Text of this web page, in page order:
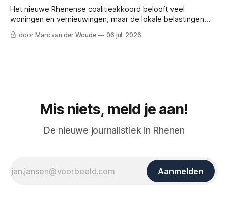
Het nieuwe Rhenense coalitieakkoord belooft veel
woningen en vernieuwingen, maar de lokale belastingen
stijgen en burgemeester Kaai geeft een waarschuwing af.
door Marc van der Woude 06 jul. 2026
Mis niets, meld je aan!
De nieuwe journalistiek in Rhenen
Aanmelden